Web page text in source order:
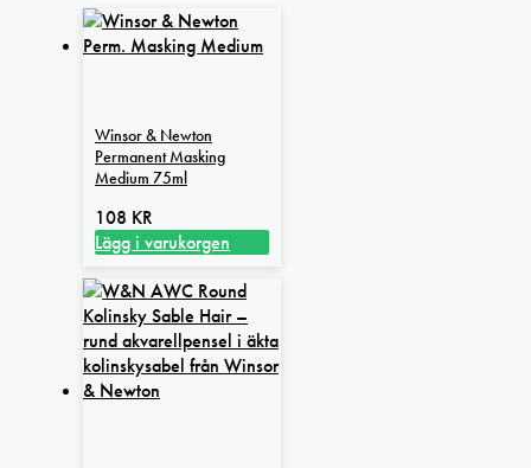
Winsor & Newton
Permanent Masking
Medium 75ml
108 KR
Lägg i varukorgen